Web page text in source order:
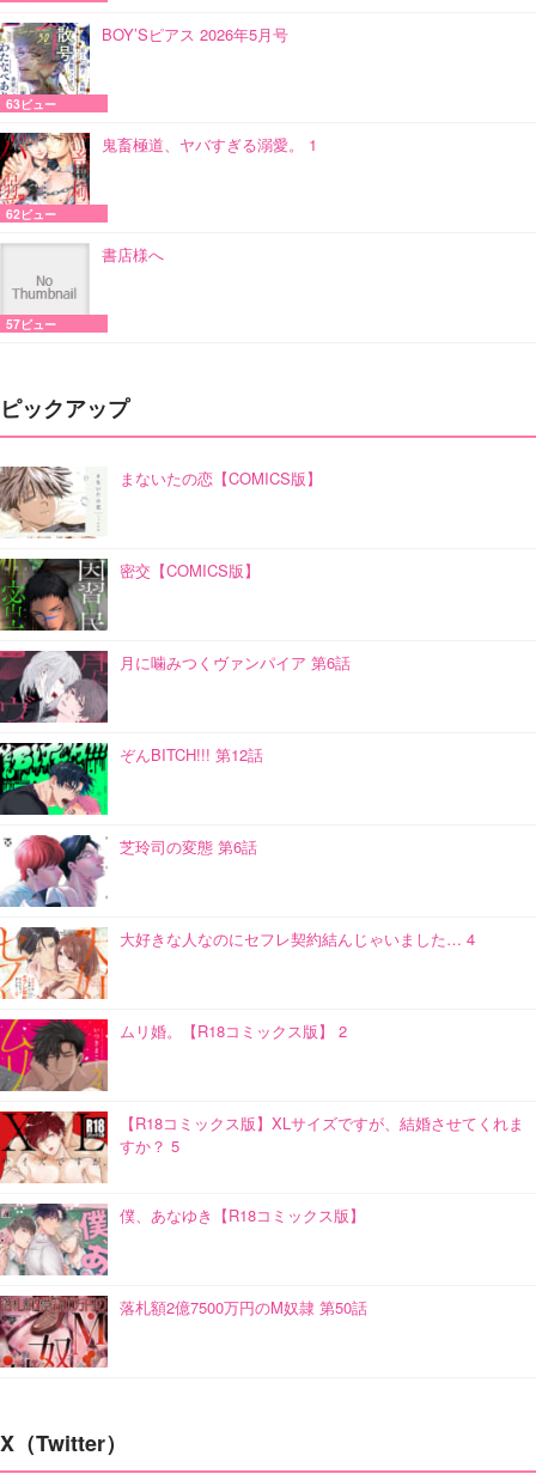
BOY’Sピアス 2026年5月号
63ビュー
鬼畜極道、ヤバすぎる溺愛。 1
62ビュー
書店様へ
57ビュー
ピックアップ
まないたの恋【COMICS版】
密交【COMICS版】
月に噛みつくヴァンパイア 第6話
ぞんBITCH!!! 第12話
芝玲司の変態 第6話
大好きな人なのにセフレ契約結んじゃいました… 4
ムリ婚。【R18コミックス版】 2
【R18コミックス版】XLサイズですが、結婚させてくれま
すか？ 5
僕、あなゆき【R18コミックス版】
落札額2億7500万円のM奴隷 第50話
X（Twitter）